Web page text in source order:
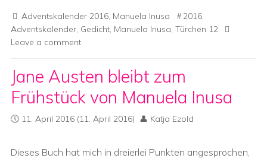
Adventskalender 2016, Manuela Inusa 2016,
Adventskalender, Gedicht, Manuela Inusa, Türchen 12
Leave a comment
Jane Austen bleibt zum
Frühstück von Manuela Inusa
11. April 2016 (11. April 2016) Katja Ezold
Dieses Buch hat mich in dreierlei Punkten angesprochen,